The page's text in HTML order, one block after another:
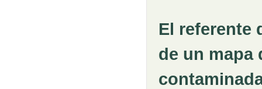
Pregunta 2
El referente
de un mapa